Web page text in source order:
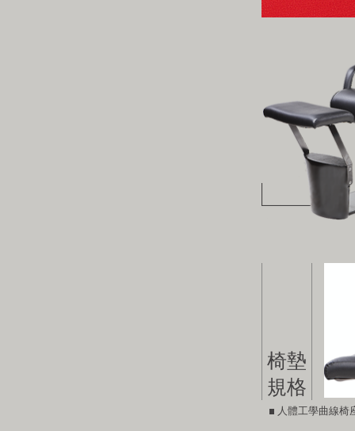
椅墊
規格
人體工學曲線椅